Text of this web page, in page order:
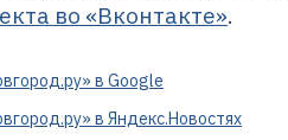
во «Вконтакте».
в Google
в Яндекс.Новостях